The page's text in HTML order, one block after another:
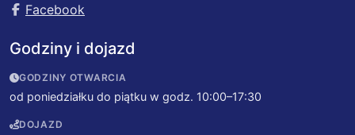
Facebook
Godziny i dojazd
GODZINY OTWARCIA
od poniedziałku do piątku w godz. 10:00–17:30
DOJAZD